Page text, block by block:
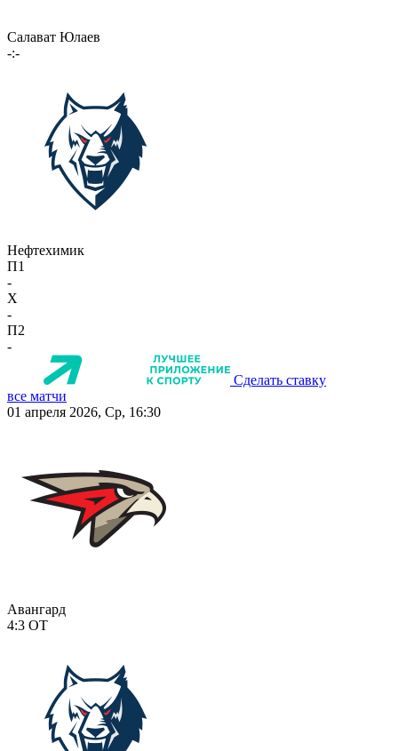
Салават Юлаев
-:-
Нефтехимик
П1
-
X
-
П2
-
Сделать ставку
все матчи
01 апреля 2026, Ср, 16:30
Авангард
4:3 ОТ